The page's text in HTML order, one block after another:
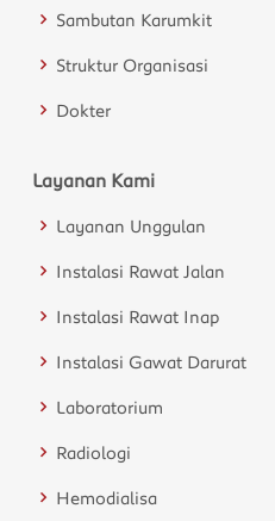
Sambutan Karumkit
Struktur Organisasi
Dokter
Layanan Kami
Layanan Unggulan
Instalasi Rawat Jalan
Instalasi Rawat Inap
Instalasi Gawat Darurat
Laboratorium
Radiologi
Hemodialisa